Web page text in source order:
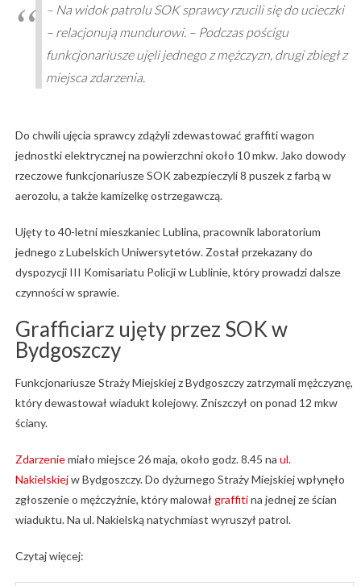
– Na widok patrolu SOK sprawcy rzucili się do ucieczki
– relacjonują mundurowi. – Podczas pościgu
funkcjonariusze ujęli jednego z mężczyzn, drugi zbiegł z
miejsca zdarzenia.
Do chwili ujęcia sprawcy zdążyli zdewastować graffiti wagon
jednostki elektrycznej na powierzchni około 10 mkw. Jako dowody
rzeczowe funkcjonariusze SOK zabezpieczyli 8 puszek z farbą w
aerozolu, a także kamizelkę ostrzegawczą.
Ujęty to 40-letni mieszkaniec Lublina, pracownik laboratorium
jednego z Lubelskich Uniwersytetów. Został przekazany do
dyspozycji III Komisariatu Policji w Lublinie, który prowadzi dalsze
czynności w sprawie.
Grafficiarz ujęty przez SOK w
Bydgoszczy
Funkcjonariusze Straży Miejskiej z Bydgoszczy zatrzymali mężczyznę,
który dewastował wiadukt kolejowy. Zniszczył on ponad 12 mkw
ściany.
Zdarzeniemiało miejsce 26 maja, około godz. 8.45 na ul.
Nakielskiejw Bydgoszczy. Do dyżurnego Straży Miejskiej wpłynęło
zgłoszenie o mężczyźnie, który malował graffitina jednej ze ścian
wiaduktu. Na ul. Nakielską natychmiast wyruszył patrol.
Czytaj więcej: